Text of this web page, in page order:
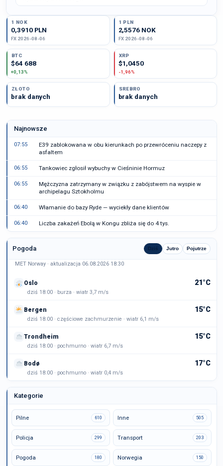
1 NOK
0,3910 PLN
FX 2026-08-06
1 PLN
2,5576 NOK
FX 2026-08-06
BTC
$64 688
+0,13%
XRP
$1,0450
-1,96%
ZŁOTO
brak danych
SREBRO
brak danych
Najnowsze
07:55
E39 zablokowana w obu kierunkach po przewróceniu naczepy z
asfaltem
06:55 Tankowiec zgłosił wybuchy w Cieśninie Hormuz
06:55
Mężczyzna zatrzymany w związku z zabójstwem na wyspie w
archipelagu Sztokholmu
06:40 Włamanie do bazy Ryde — wyciekły dane klientów
06:40 Liczba zakażeń Ebolą w Kongu zbliża się do 4 tys.
Pogoda Dziś Jutro Pojutrze
MET Norway · aktualizacja 06.08.2026 18:30
Oslo 21°C
dziś 18:00 · burza · wiatr 3,7 m/s
Bergen 15°C
dziś 18:00 · częściowe zachmurzenie · wiatr 6,1 m/s
Trondheim 15°C
dziś 18:00 · pochmurno · wiatr 6,7 m/s
Bodø 17°C
dziś 18:00 · pochmurno · wiatr 0,4 m/s
Kategorie
Pilne 610 Inne 505
Policja 299 Transport 203
Pogoda 180 Norwegia 150